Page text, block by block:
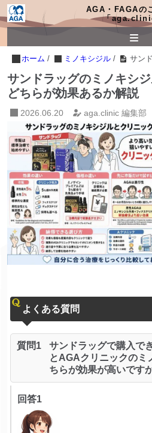
AGA・FAGAの
「
ホーム / ミノキシジル / サン
サンドラッグのミノキシ
どちらが効果あるか解説
2026.06.20 aga.clinic 編集部
よくある質問
質問1
サンドラッグで購入で
とAGAクリニックのミ
ちらが効果が高いです
回答1